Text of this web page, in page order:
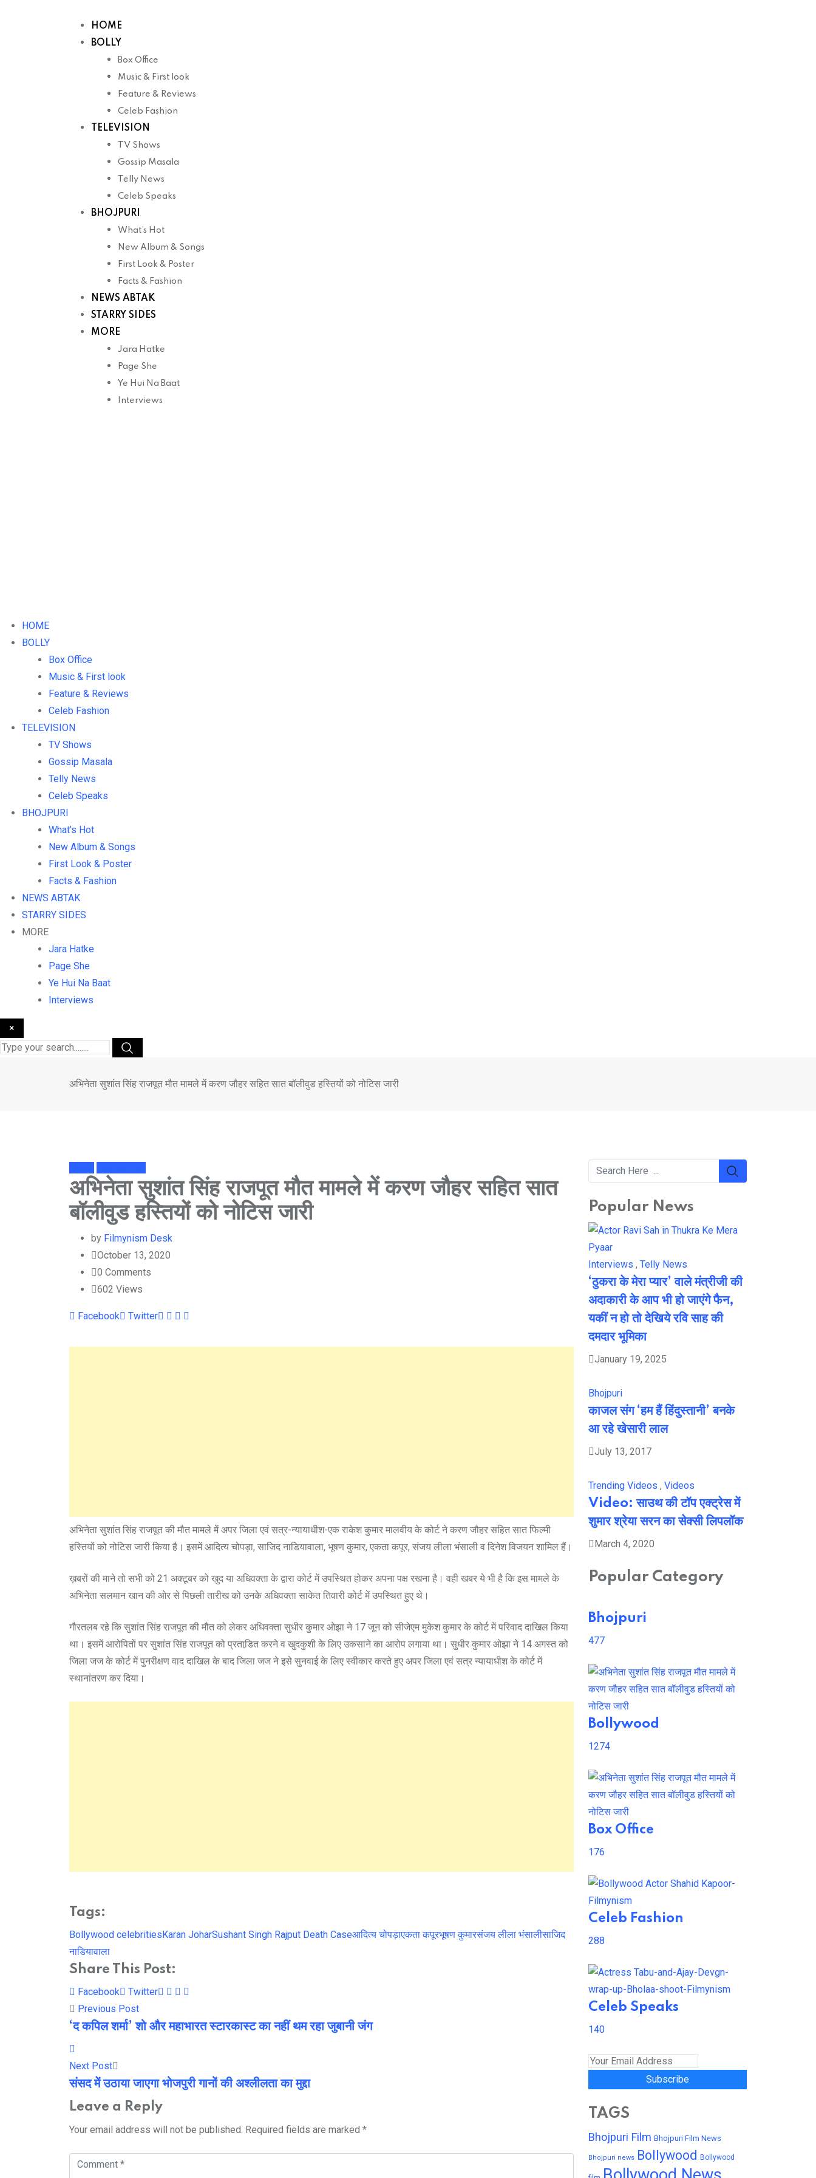
HOME
BOLLY
Box Office
Music & First look
Feature & Reviews
Celeb Fashion
TELEVISION
TV Shows
Gossip Masala
Telly News
Celeb Speaks
BHOJPURI
What’s Hot
New Album & Songs
First Look & Poster
Facts & Fashion
NEWS ABTAK
STARRY SIDES
MORE
Jara Hatke
Page She
Ye Hui Na Baat
Interviews
HOME
BOLLY
Box Office
Music & First look
Feature & Reviews
Celeb Fashion
TELEVISION
TV Shows
Gossip Masala
Telly News
Celeb Speaks
BHOJPURI
What’s Hot
New Album & Songs
First Look & Poster
Facts & Fashion
NEWS ABTAK
STARRY SIDES
MORE
Jara Hatke
Page She
Ye Hui Na Baat
Interviews
×
अभिनेता सुशांत सिंह राजपूत मौत मामले में करण जौहर सहित सात बॉलीवुड हस्तियों को नोटिस जारी
अभिनेता सुशांत सिंह राजपूत मौत मामले में करण जौहर सहित सात
बॉलीवुड हस्तियों को नोटिस जारी
by Filmynism Desk
October 13, 2020
0 Comments
602 Views
Facebook Twitter Youtube
LinkedIn
Whatsapp
अभिनेता सुशांत सिंह राजपूत की मौत मामले में अपर जिला एवं सत्र-न्यायाधीश-एक राकेश कुमार मालवीय के कोर्ट ने करण जौहर सहित सात फिल्मी
हस्तियों को नोटिस जारी किया है। इसमें आदित्य चोपड़ा, साजिद नाडियावाला, भूषण कुमार, एकता कपूर, संजय लीला भंसाली व दिनेश विजयन शामिल हैं।
ख़बरों की माने तो सभी को 21 अक्टूबर को खुद या अधिवक्ता के द्वारा कोर्ट में उपस्थित होकर अपना पक्ष रखना है। वही खबर ये भी है कि इस मामले के
अभिनेता सलमान खान की ओर से पिछली तारीख को उनके अधिवक्ता साकेत तिवारी कोर्ट में उपस्थित हुए थे।
गौरतलब रहे कि सुशांत सिंह राजपूत की मौत को लेकर अधिवक्ता सुधीर कुमार ओझा ने 17 जून को सीजेएम मुकेश कुमार के कोर्ट में परिवाद दाखिल किया
था। इसमें आरोपितों पर सुशांत सिंह राजपूत को प्रताडि़त करने व खुदकुशी के लिए उकसाने का आरोप लगाया था। सुधीर कुमार ओझा ने 14 अगस्त को
जिला जज के कोर्ट में पुनरीक्षण वाद दाखिल के बाद जिला जज ने इसे सुनवाई के लिए स्वीकार करते हुए अपर जिला एवं सत्र न्यायाधीश के कोर्ट में
स्थानांतरण कर दिया।
Tags:
Bollywood celebritiesKaran JoharSushant Singh Rajput Death Caseआदित्य चोपड़ाएकता कपूरभूषण कुमारसंजय लीला भंसालीसाजिद
नाडियावाला
Share This Post:
Facebook Twitter Youtube
LinkedIn
Whatsapp
Previous Post
‘द कपिल शर्मा’ शो और महाभारत स्टारकास्ट का नहीं थम रहा जुबानी जंग
Next Post
संसद में उठाया जाएगा भोजपुरी गानों की अश्लीलता का मुद्दा
Leave a Reply
Your email address will not be published. Required fields are marked *
Popular News
Interviews , Telly News
‘ठुकरा के मेरा प्यार’ वाले मंत्रीजी की
अदाकारी के आप भी हो जाएंगे फैन,
यकीं न हो तो देखिये रवि साह की
दमदार भूमिका
January 19, 2025
Bhojpuri
काजल संग ‘हम हैं हिंदुस्तानी’ बनके
आ रहे खेसारी लाल
July 13, 2017
Trending Videos , Videos
Video: साउथ की टॉप एक्ट्रेस में
शुमार श्रेया सरन का सेक्सी लिपलॉक
March 4, 2020
Popular Category
Bhojpuri
477
Bollywood
1274
Box Office
176
Celeb Fashion
288
Celeb Speaks
140
Subscribe
TAGS
Bhojpuri Film Bhojpuri Film News
Bhojpuri news Bollywood Bollywood